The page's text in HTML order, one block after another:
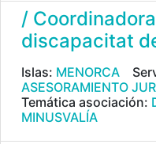
/
discapacitat
Islas: MENORCA
ASESORAMIENTO
Temática asociación:
MINUSVALÍA